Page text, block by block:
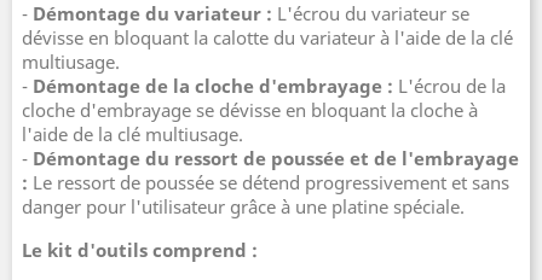
- Démontage du variateur : L'écrou du variateur se
dévisse en bloquant la calotte du variateur à l'aide de la clé
multiusage.
- Démontage de la cloche d'embrayage : L'écrou de la
cloche d'embrayage se dévisse en bloquant la cloche à
l'aide de la clé multiusage.
- Démontage du ressort de poussée et de l'embrayage
: Le ressort de poussée se détend progressivement et sans
danger pour l'utilisateur grâce à une platine spéciale.
Le kit d'outils comprend :